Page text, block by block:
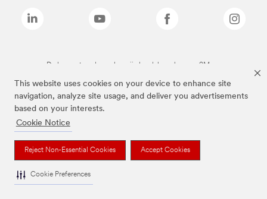
This website uses cookies on your device to enhance site
navigation, analyze site usage, and deliver you advertisements
based on your interests.
Cookie Notice
Reject Non-Essential Cookies Accept Cookies
Cookie Preferences
De bovenstaande merken zijn handelsmerken van 3M.we